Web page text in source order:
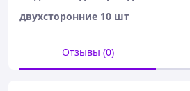
двухсторонние 10 шт
Отзывы (0)